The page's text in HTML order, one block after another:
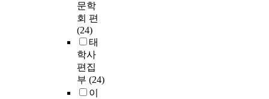
문학
회 편
(24)
태
학사
편집
부 (24)
이